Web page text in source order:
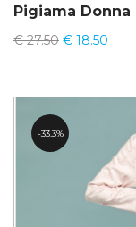
Pigiama Donna
€27.50 € 18.50
33.3%